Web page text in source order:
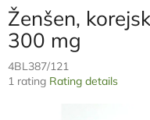
Ženšen,
300 mg
4BL387/121
The
1 rating Rating details